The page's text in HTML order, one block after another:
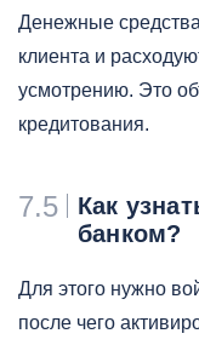
Денежные
клиента и
усмотрению. Это
кредитования.
7.5
Как
банком?
Для этого нужно
после чего